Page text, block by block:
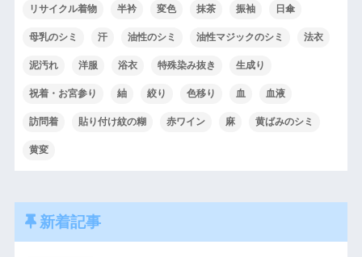
リサイクル着物 半衿 変色 抹茶 振袖 日傘
母乳のシミ 汗 油性のシミ 油性マジックのシミ 法衣
泥汚れ 洋服 浴衣 特殊染み抜き 生成り
祝着・お宮参り 紬 絞り 色移り 血 血液
訪問着 貼り付け紋の糊 赤ワイン 麻 黄ばみのシミ
黄変
新着記事